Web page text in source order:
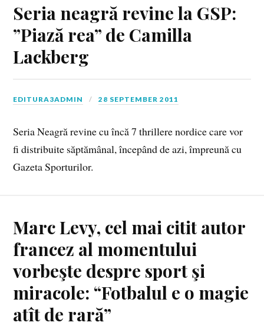
Seria neagră revine la GSP:
”Piază rea” de Camilla
Lackberg
EDITURA3ADMIN 28 SEPTEMBER 2011
Seria Neagră revine cu încă 7 thrillere nordice care vor
fi distribuite săptămânal, începând de azi, împreună cu
Gazeta Sporturilor.
Marc Levy, cel mai citit autor
francez al momentului
vorbeşte despre sport şi
miracole: “Fotbalul e o magie
atît de rară”